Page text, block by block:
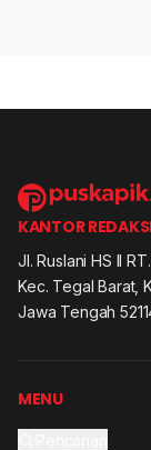
KANTOR
Jl. Ruslani HS II
Kec. Tegal Barat,
Jawa Tengah
MENU